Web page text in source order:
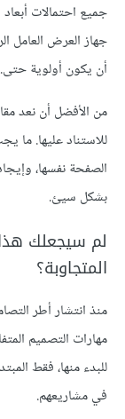
جميع احتمالات
جهاز العرض العامل
أن يكون أولوية حتى.
من الأفضل أن نعد
للاستناد عليها. ما
الصفحة نفسها،
بشكل سيئ.
لم سيجعلك
المتجاوبة؟
منذ انتشار أطر
مهارات التصميم
للبدء منها، فقط
في مشاريعهم.